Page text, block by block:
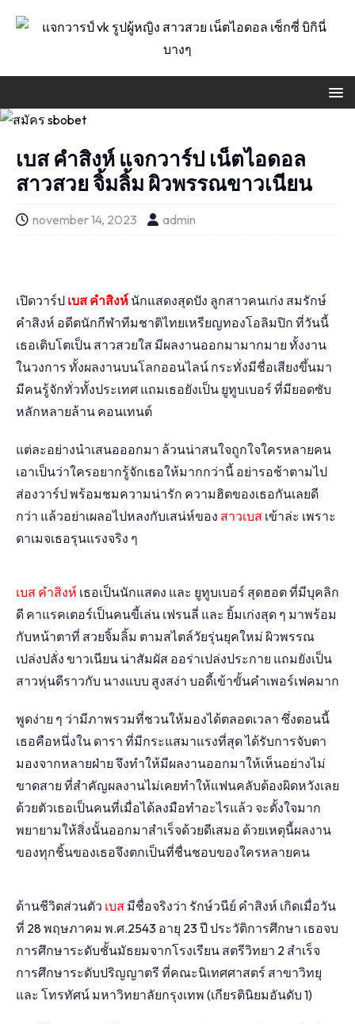
เบส คำสิงห์ แจกวาร์ป เน็ตไอดอล
สาวสวย จิ้มลิ้ม ผิวพรรณขาวเนียน
november 14, 2023 admin
เปิดวาร์ป เบส คำสิงห์ นักแสดงสุดปัง ลูกสาวคนเก่ง สมรักษ์
คำสิงห์ อดีตนักกีฬาทีมชาติไทยเหรียญทองโอลิมปิก ที่วันนี้
เธอเติบโตเป็น สาวสวยใส มีผลงานออกมามากมาย ทั้งงาน
ในวงการ ทั้งผลงานบนโลกออนไลน์ กระทั่งมีชื่อเสียงขึ้นมา
มีคนรู้จักทั่วทั้งประเทศ แถมเธอยังเป็น ยูทูบเบอร์ ที่มียอดซับ
หลักหลายล้าน คอนเทนต์
แต่ละอย่างนำเสนอออกมา ล้วนน่าสนใจถูกใจใครหลายคน
เอาเป็นว่าใครอยากรู้จักเธอให้มากกว่านี้ อย่ารอช้าตามไป
ส่องวาร์ป พร้อมชมความน่ารัก ความฮิตของเธอกันเลยดี
กว่า แล้วอย่าเผลอไปหลงกับเสน่ห์ของ สาวเบส เข้าล่ะ เพราะ
ดาเมจเธอรุนแรงจริง ๆ
เบส คำสิงห์ เธอเป็นนักแสดง และ ยูทูบเบอร์ สุดฮอต ที่มีบุคลิก
ดี คาแรคเตอร์เป็นคนขี้เล่น เฟรนลี่ และ ยิ้มเก่งสุด ๆ มาพร้อม
กับหน้าตาที่ สวยจิ้มลิ้ม ตามสไตล์วัยรุ่นยุคใหม่ ผิวพรรณ
เปล่งปลั่ง ขาวเนียน น่าสัมผัส ออร่าเปล่งประกาย แถมยังเป็น
สาวหุ่นดีราวกับ นางแบบ สูงสง่า บอดี้เข้าขั้นคำเพอร์เฟคมาก
พูดง่าย ๆ ว่ามีภาพรวมที่ชวนให้มองได้ตลอดเวลา ซึ่งตอนนี้
เธอคือหนึ่งใน ดารา ที่มีกระแสมาแรงที่สุด ได้รับการจับตา
มองจากหลายฝ่าย จึงทำให้มีผลงานออกมาให้เห็นอย่างไม่
ขาดสาย ที่สำคัญผลงานไม่เคยทำให้แฟนคลับต้องผิดหวังเลย
ด้วยตัวเธอเป็นคนที่เมื่อได้ลงมือทำอะไรแล้ว จะตั้งใจมาก
พยายามให้สิ่งนั้นออกมาสำเร็จด้วยดีเสมอ ด้วยเหตุนี้ผลงาน
ของทุกชิ้นของเธอจึงตกเป็นที่ชื่นชอบของใครหลายคน
ด้านชีวิตส่วนตัว เบส มีชื่อจริงว่า รักษ์วนีย์ คำสิงห์ เกิดเมื่อวัน
ที่ 28 พฤษภาคม พ.ศ.2543 อายุ 23 ปี ประวัติการศึกษา เธอจบ
การศึกษาระดับชั้นมัธยมจากโรงเรียน สตรีวิทยา 2 สำเร็จ
การศึกษาระดับปริญญาตรี ที่คณะนิเทศศาสตร์ สาขาวิทยุ
และ โทรทัศน์ มหาวิทยาลัยกรุงเทพ (เกียรตินิยมอันดับ 1)